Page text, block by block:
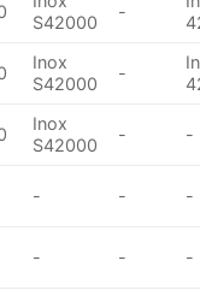
S42000
-
Inox
S42000
-
Inox
S42000
- -
- - -
- - -